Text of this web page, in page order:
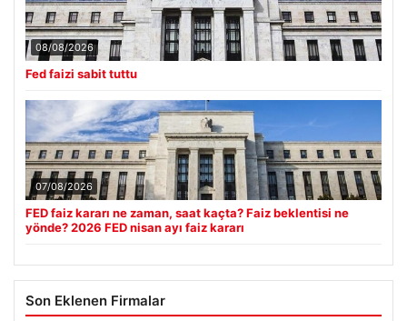
08/08/2026
Fed faizi sabit tuttu
07/08/2026
FED faiz kararı ne zaman, saat kaçta? Faiz beklentisi ne
yönde? 2026 FED nisan ayı faiz kararı
Son Eklenen Firmalar